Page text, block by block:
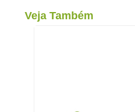
Veja Também